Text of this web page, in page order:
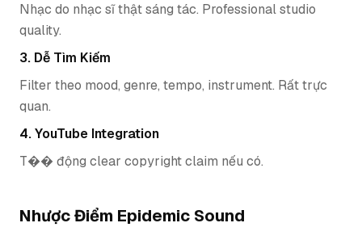
Nhạc do nhạc sĩ thật sáng tác. Professional studio
quality.
3. Dễ Tìm Kiếm
Filter theo mood, genre, tempo, instrument. Rất trực
quan.
4. YouTube Integration
T�� động clear copyright claim nếu có.
Nhược Điểm Epidemic Sound